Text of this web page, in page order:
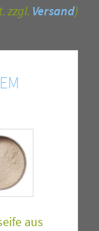
zzgl. Versand)
aus